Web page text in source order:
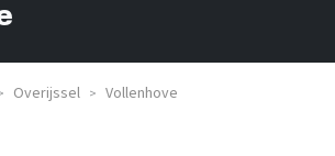
Overijssel > Vollenhove